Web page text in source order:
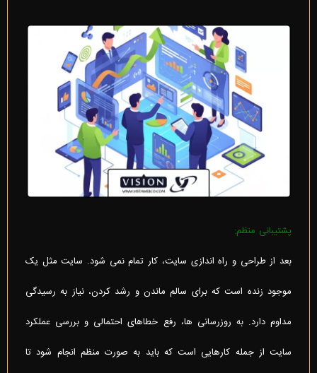
پشتیبانی منظم:
بعد از طراحی و راه اندازی سایت، کار تمام نمی شود. سایت مثل یک
موجود زنده است که برای سالم ماندن و رشد کردن، نیاز به رسیدگی
مداوم دارد. به روزرسانی ها، رفع خطاهای احتمالی و بررسی عملکرد
سایت از جمله کارهایی است که باید به صورت منظم انجام شود تا